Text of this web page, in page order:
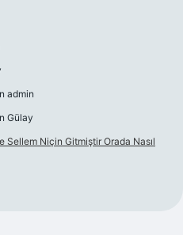
admin
Gülay
Sellem Niçin Gitmiştir Orada Nasıl